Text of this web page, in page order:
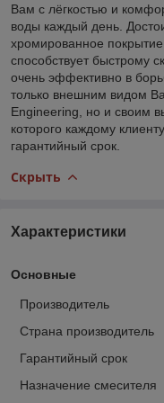
Вам с лёгкостью и
воды каждый день.
хромированное
способствует быстрому
очень эффективно в
только внешним видом
Engineering, но и своим
которого каждому
гарантийный срок.
Скрыть
Характеристики
Основные
Производитель
Страна производитель
Гарантийный срок
Назначение смесителя